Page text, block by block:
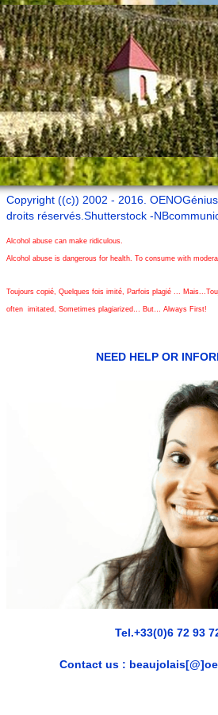
Copyright ((c)) 2002 - 2016.
droits réservés.Shutterstock -
Alcohol abuse can make ridiculous.
Alcohol abuse is dangerous for health. To consume with
Toujours copié, Quelques fois imité, Parfois plagié ...
often imitated, Sometimes plagiarized… But… Always First!
NEED HELP OR
Tel.+33(0)6 72 93
Contact us :